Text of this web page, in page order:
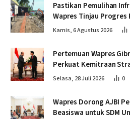
Pastikan Pemulihan
Wapres Tinjau Progres
Krueng Tingkeum
Kamis, 6 Agustus 2026
Pertemuan Wapres
Perkuat Kemitraan
Kamboja
Selasa, 28 Juli 2026 0
Wapres Dorong AJBI
Beasiswa untuk SDM